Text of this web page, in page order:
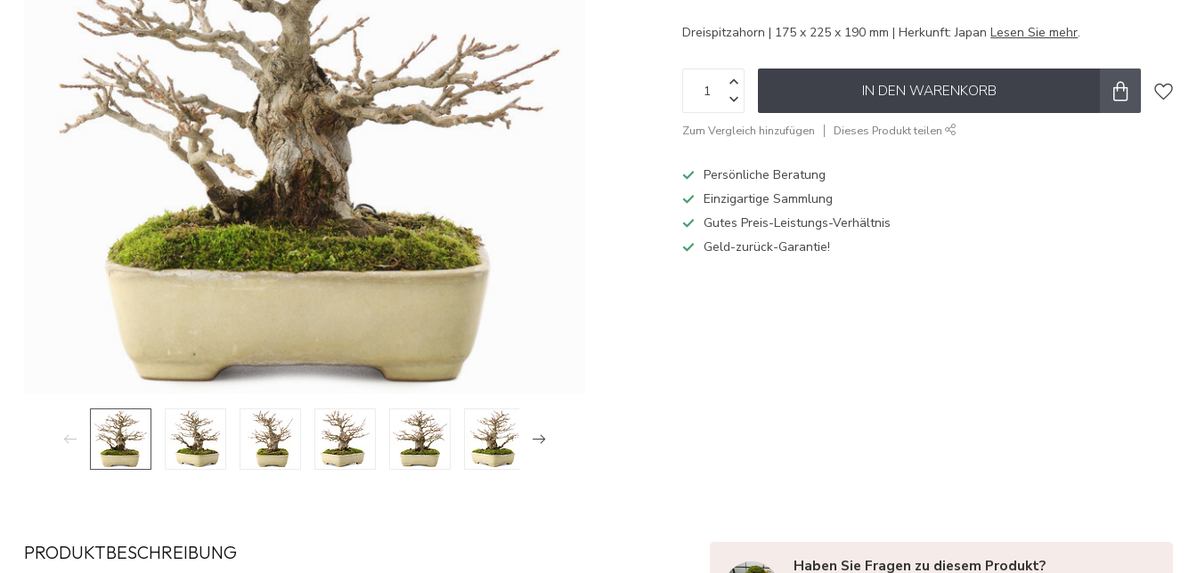
Dreispitzahorn | 175 x 225 x 190 mm | Herkunft: JapanLesen Sie mehr.
IN DEN WARENKORB
Zum Vergleich hinzufügen Dieses Produkt teilen
Persönliche Beratung
Einzigartige Sammlung
Gutes Preis-Leistungs-Verhältnis
Geld-zurück-Garantie!
PRODUKTBESCHREIBUNG
Haben Sie Fragen zu diesem Produkt?